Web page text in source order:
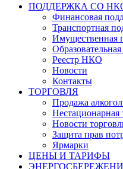
ПОДДЕРЖКА СО
Финансовая
Транспортная
Реестр НКО
Новости
Контакты
ТОРГОВЛЯ
Продажа
Нестационарная
Новости
Защита прав
Ярмарки
ЦЕНЫ И ТАРИФЫ